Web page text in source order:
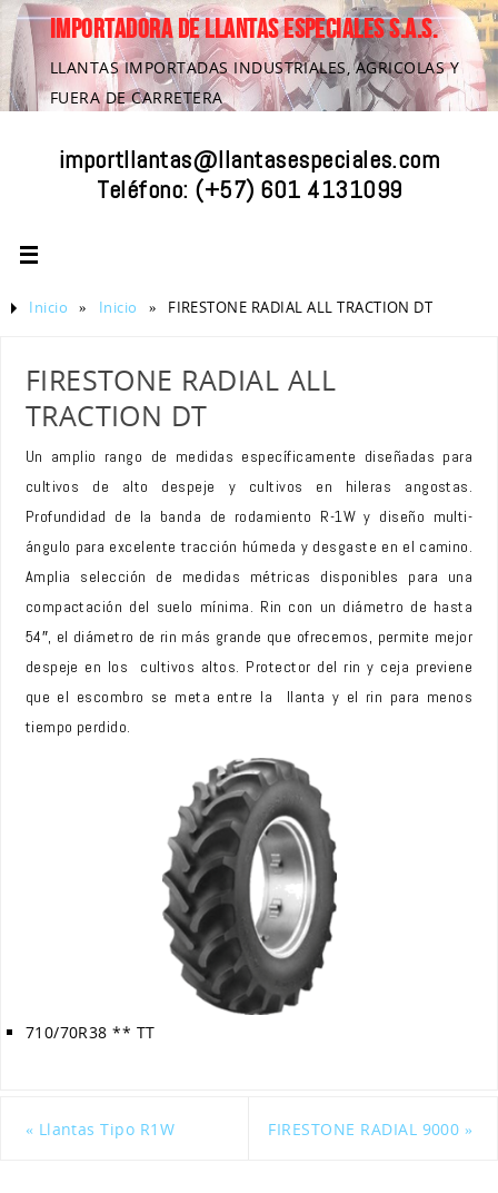
IMPORTADORA DE LLANTAS ESPECIALES S.A.S.
LLANTAS IMPORTADAS INDUSTRIALES, AGRICOLAS Y
FUERA DE CARRETERA
importllantas@llantasespeciales.com
Teléfono: (+57) 601 4131099
Inicio » Inicio » FIRESTONE RADIAL ALL TRACTION DT
FIRESTONE RADIAL ALL
TRACTION DT
Un amplio rango de medidas específicamente diseñadas para
cultivos de alto despeje y cultivos en hileras angostas.
Profundidad de la banda de rodamiento R-1W y diseño multi-
ángulo para excelente tracción húmeda y desgaste en el camino.
Amplia selección de medidas métricas disponibles para una
compactación del suelo mínima. Rin con un diámetro de hasta
54″, el diámetro de rin más grande que ofrecemos, permite mejor
despeje en los cultivos altos. Protector del rin y ceja previene
que el escombro se meta entre la llanta y el rin para menos
tiempo perdido.
710/70R38 ** TT
« Llantas Tipo R1W FIRESTONE RADIAL 9000 »